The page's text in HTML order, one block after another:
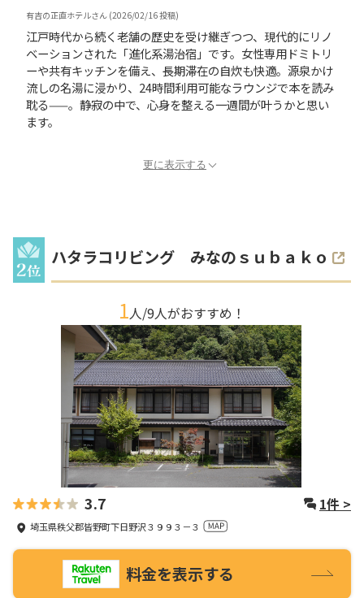
有吉の正直ホテルさん (2026/02/16投稿)
江戸時代から続く老舗の歴史を受け継ぎつつ、現代的にリノ
ベーションされた「進化系湯治宿」です。女性専用ドミトリ
ーや共有キッチンを備え、長期滞在の自炊も快適。源泉かけ
流しの名湯に浸かり、24時間利用可能なラウンジで本を読み
耽る——。静寂の中で、心身を整える一週間が叶うかと思い
ます。
更に表示する
ハタラコリビング みなのｓｕｂａｋｏ
1人/9人がおすすめ！
3.7 1件 >
埼玉県秩父郡皆野町下日野沢３９９３－３
料金を表示する